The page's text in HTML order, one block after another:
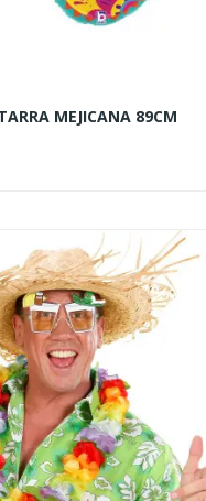
MEJICANA 89CM